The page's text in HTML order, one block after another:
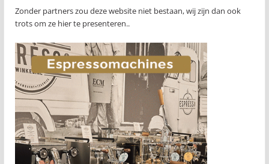
Zonder partners zou deze website niet bestaan, wij zijn dan ook
trots om ze hier te presenteren..